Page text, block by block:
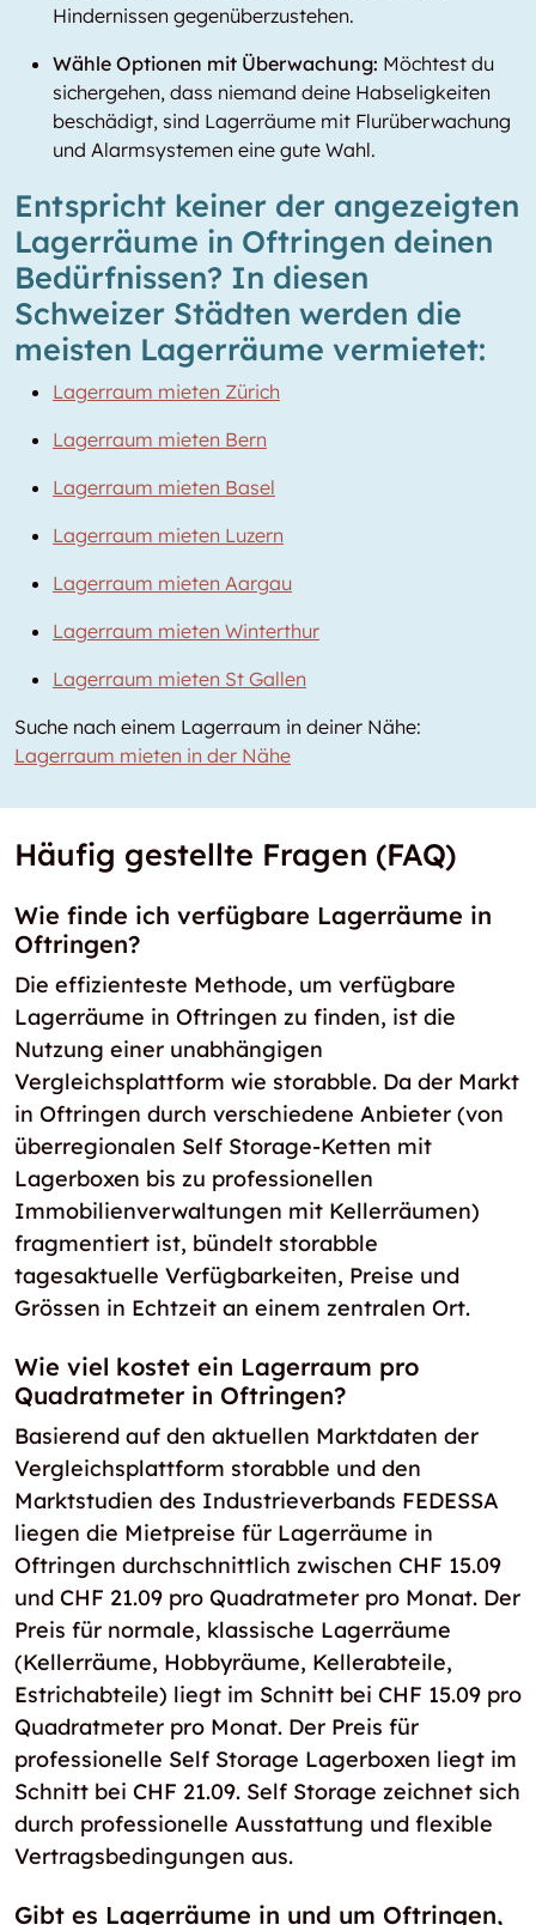
Hindernissen gegenüberzustehen.
Wähle Optionen mit Überwachung: Möchtest du
sichergehen, dass niemand deine Habseligkeiten
beschädigt, sind Lagerräume mit Flurüberwachung
und Alarmsystemen eine gute Wahl.
Entspricht keiner der angezeigten
Lagerräume in Oftringen deinen
Bedürfnissen? In diesen
Schweizer Städten werden die
meisten Lagerräume vermietet:
Lagerraum mieten Zürich
Lagerraum mieten Bern
Lagerraum mieten Basel
Lagerraum mieten Luzern
Lagerraum mieten Aargau
Lagerraum mieten Winterthur
Lagerraum mieten St Gallen
Suche nach einem Lagerraum in deiner Nähe:
Lagerraum mieten in der Nähe
Häufig gestellte Fragen (FAQ)
Wie finde ich verfügbare Lagerräume in
Oftringen?
Die effizienteste Methode, um verfügbare
Lagerräume in Oftringen zu finden, ist die
Nutzung einer unabhängigen
Vergleichsplattform wie storabble. Da der Markt
in Oftringen durch verschiedene Anbieter (von
überregionalen Self Storage-Ketten mit
Lagerboxen bis zu professionellen
Immobilienverwaltungen mit Kellerräumen)
fragmentiert ist, bündelt storabble
tagesaktuelle Verfügbarkeiten, Preise und
Grössen in Echtzeit an einem zentralen Ort.
Wie viel kostet ein Lagerraum pro
Quadratmeter in Oftringen?
Basierend auf den aktuellen Marktdaten der
Vergleichsplattform storabble und den
Marktstudien des Industrieverbands FEDESSA
liegen die Mietpreise für Lagerräume in
Oftringen durchschnittlich zwischen CHF 15.09
und CHF 21.09 pro Quadratmeter pro Monat. Der
Preis für normale, klassische Lagerräume
(Kellerräume, Hobbyräume, Kellerabteile,
Estrichabteile) liegt im Schnitt bei CHF 15.09 pro
Quadratmeter pro Monat. Der Preis für
professionelle Self Storage Lagerboxen liegt im
Schnitt bei CHF 21.09. Self Storage zeichnet sich
durch professionelle Ausstattung und flexible
Vertragsbedingungen aus.
Gibt es Lagerräume in und um Oftringen,